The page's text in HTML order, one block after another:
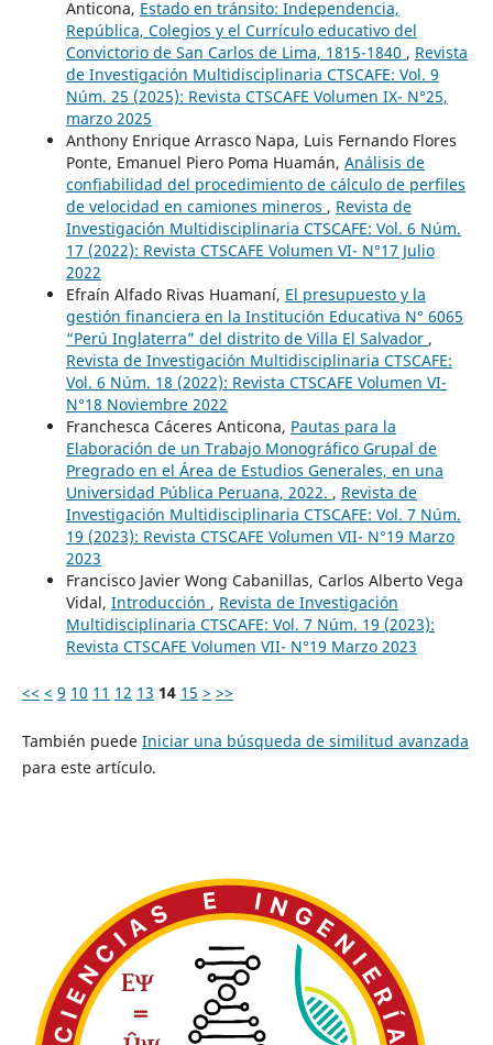
Anticona, Estado en tránsito: Independencia,
República, Colegios y el Currículo educativo del
Convictorio de San Carlos de Lima, 1815-1840 , Revista
de Investigación Multidisciplinaria CTSCAFE: Vol. 9
Núm. 25 (2025): Revista CTSCAFE Volumen IX- N°25,
marzo 2025
Anthony Enrique Arrasco Napa, Luis Fernando Flores
Ponte, Emanuel Piero Poma Huamán, Análisis de
confiabilidad del procedimiento de cálculo de perfiles
de velocidad en camiones mineros , Revista de
Investigación Multidisciplinaria CTSCAFE: Vol. 6 Núm.
17 (2022): Revista CTSCAFE Volumen VI- N°17 Julio
2022
Efraín Alfado Rivas Huamaní, El presupuesto y la
gestión financiera en la Institución Educativa N° 6065
“Perú Inglaterra” del distrito de Villa El Salvador ,
Revista de Investigación Multidisciplinaria CTSCAFE:
Vol. 6 Núm. 18 (2022): Revista CTSCAFE Volumen VI-
N°18 Noviembre 2022
Franchesca Cáceres Anticona, Pautas para la
Elaboración de un Trabajo Monográfico Grupal de
Pregrado en el Área de Estudios Generales, en una
Universidad Pública Peruana, 2022. , Revista de
Investigación Multidisciplinaria CTSCAFE: Vol. 7 Núm.
19 (2023): Revista CTSCAFE Volumen VII- N°19 Marzo
2023
Francisco Javier Wong Cabanillas, Carlos Alberto Vega
Vidal, Introducción , Revista de Investigación
Multidisciplinaria CTSCAFE: Vol. 7 Núm. 19 (2023):
Revista CTSCAFE Volumen VII- N°19 Marzo 2023
<< < 9 10 11 12 13 14 15 > >>
También puede Iniciar una búsqueda de similitud avanzada
para este artículo.